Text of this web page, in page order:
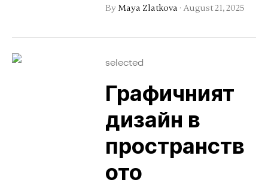
By Maya Zlatkova · August 21, 2025
selected
Графичният
дизайн в
пространств
ото